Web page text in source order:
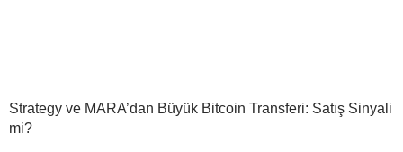
Strategy ve MARA’dan Büyük Bitcoin Transferi: Satış Sinyali
mi?